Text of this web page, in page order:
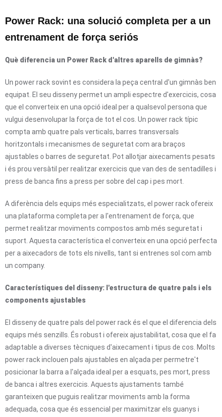
Power Rack: una solució completa per a un
entrenament de força seriós
Què diferencia un Power Rack d'altres aparells de gimnàs?
Un power rack sovint es considera la peça central d'un gimnàs ben
equipat. El seu disseny permet un ampli espectre d'exercicis, cosa
que el converteix en una opció ideal per a qualsevol persona que
vulgui desenvolupar la força de tot el cos. Un power rack típic
compta amb quatre pals verticals, barres transversals
horitzontals i mecanismes de seguretat com ara braços
ajustables o barres de seguretat. Pot allotjar aixecaments pesats
i és prou versàtil per realitzar exercicis que van des de sentadilles i
press de banca fins a press per sobre del cap i pes mort.
A diferència dels equips més especialitzats, el power rack ofereix
una plataforma completa per a l'entrenament de força, que
permet realitzar moviments compostos amb més seguretat i
suport. Aquesta característica el converteix en una opció perfecta
per a aixecadors de tots els nivells, tant si entrenes sol com amb
un company.
Característiques del disseny: l'estructura de quatre pals i els
components ajustables
El disseny de quatre pals del power rack és el que el diferencia dels
equips més senzills. És robust i ofereix ajustabilitat, cosa que el fa
adaptable a diverses tècniques d'aixecament i tipus de cos. Molts
power rack inclouen pals ajustables en alçada per permetre't
posicionar la barra a l'alçada ideal per a esquats, pes mort, press
de banca i altres exercicis. Aquests ajustaments també
garanteixen que puguis realitzar moviments amb la forma
adequada, cosa que és essencial per maximitzar els guanys i